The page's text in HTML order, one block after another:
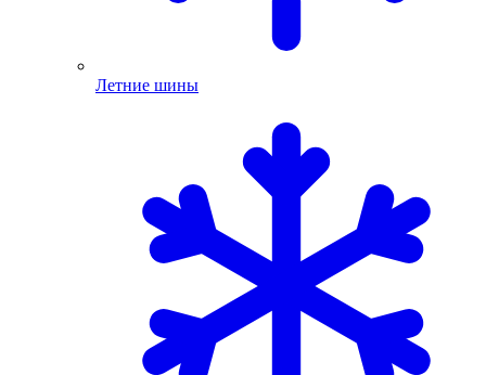
Летние шины